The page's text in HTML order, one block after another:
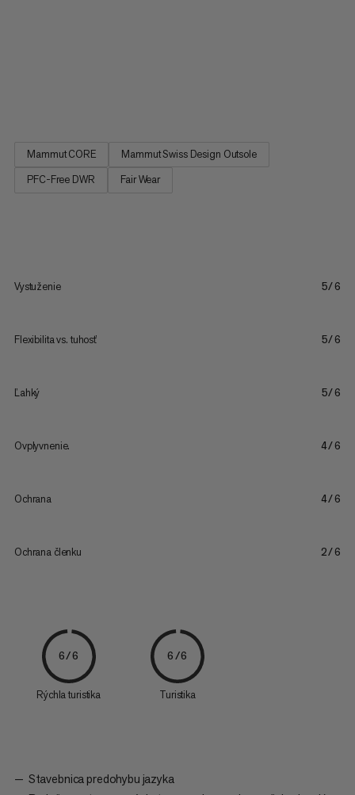
Mammut CORE
Mammut Swiss Design Outsole
PFC-Free DWR
Fair Wear
Vystuženie 5/6
Flexibilita vs. tuhosť 5/6
Ľahký 5/6
Ovplyvnenie. 4/6
Ochrana 4/6
Ochrana členku 2/6
6/6
Rýchla turistika
6/6
Turistika
Stavebnica predohybu jazyka